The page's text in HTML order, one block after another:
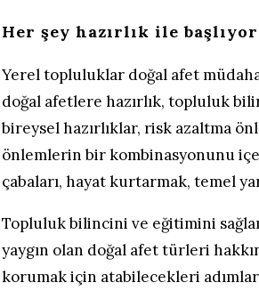
Her şey hazırlık ile başlıyor
Yerel topluluklar doğal afet
doğal afetlere hazırlık, topluluk
bireysel hazırlıklar, risk azaltma
önlemlerin bir kombinasyonunu
çabaları, hayat kurtarmak, temel
Topluluk bilincini ve eğitimini
yaygın olan doğal afet türleri
korumak için atabilecekleri